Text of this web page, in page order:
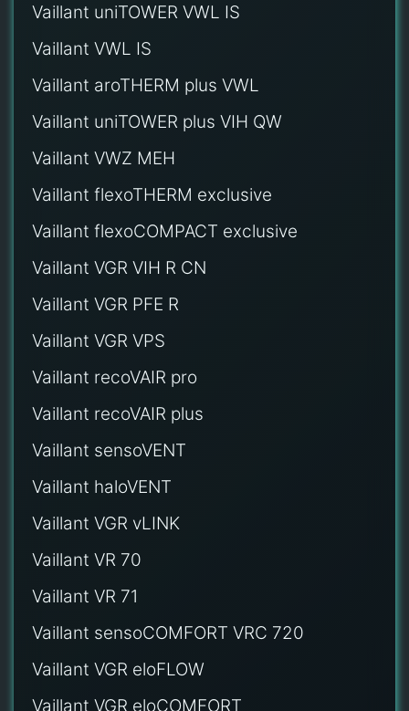
Vaillant uniTOWER VWL IS
Vaillant VWL IS
Vaillant aroTHERM plus VWL
Vaillant uniTOWER plus VIH QW
Vaillant VWZ MEH
Vaillant flexoTHERM exclusive
Vaillant flexoCOMPACT exclusive
Vaillant VGR VIH R CN
Vaillant VGR PFE R
Vaillant VGR VPS
Vaillant recoVAIR pro
Vaillant recoVAIR plus
Vaillant sensoVENT
Vaillant haloVENT
Vaillant VGR vLINK
Vaillant VR 70
Vaillant VR 71
Vaillant sensoCOMFORT VRC 720
Vaillant VGR eloFLOW
Vaillant VGR eloCOMFORT